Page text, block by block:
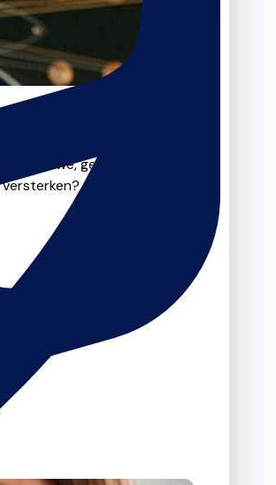
nieuwe, gemotiveerde,
over deze
helpen waar nodig.